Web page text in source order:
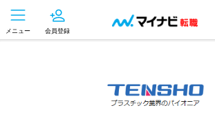
メニュー 会員登録